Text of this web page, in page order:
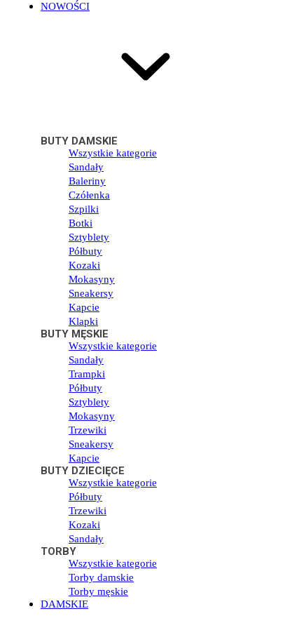
NOWOŚCI
BUTY DAMSKIE
Wszystkie kategorie
Sandały
Baleriny
Czółenka
Szpilki
Botki
Sztyblety
Półbuty
Kozaki
Mokasyny
Sneakersy
Kapcie
Klapki
BUTY MĘSKIE
Wszystkie kategorie
Sandały
Trampki
Półbuty
Sztyblety
Mokasyny
Trzewiki
Sneakersy
Kapcie
BUTY DZIECIĘCE
Wszystkie kategorie
Półbuty
Trzewiki
Kozaki
Sandały
TORBY
Wszystkie kategorie
Torby damskie
Torby męskie
DAMSKIE